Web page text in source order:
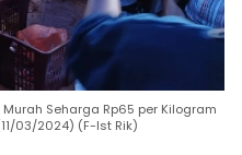
Seharga Rp65 per Kilogram
03/2024) (F-Ist Rik)